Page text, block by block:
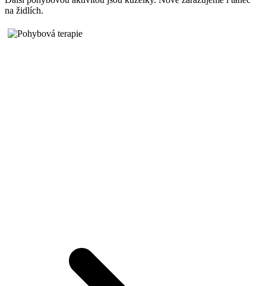
na židlích.